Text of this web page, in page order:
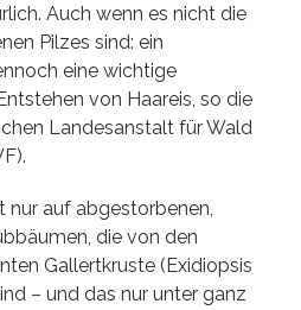
Auch wenn es nicht die
Pilzes sind: ein
eine wichtige
von Haareis, so die
Landesanstalt für Wald
nur auf abgestorbenen,
die von den
Gallertkruste (Exidiopsis
– und das nur unter ganz